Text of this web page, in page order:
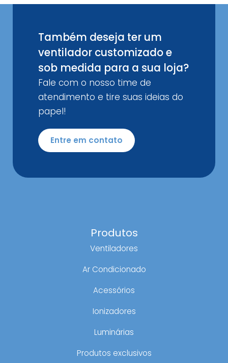
Também deseja ter um
ventilador customizado e
sob medida para a sua loja?
Fale com o nosso time de
atendimento e tire suas ideias do
papel!
Entre em contato
Produtos
Ventiladores
Ar Condicionado
Acessórios
Ionizadores
Luminárias
Produtos exclusivos